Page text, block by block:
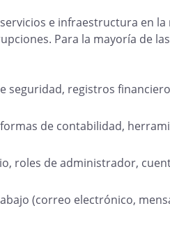
e infraestructura en la
Para la mayoría de las
seguridad, registros
de contabilidad,
roles de administrador,
(correo electrónico,